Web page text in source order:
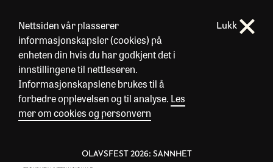
Nettsiden vår plasserer
informasjonskapsler (cookies) på
enheten din hvis du har godkjent det i
innstillingene til nettleseren.
Informasjonskapslene brukes til å
forbedre opplevelsen og til analyse. Les
mer om cookies og personvern
Lukk
OLAVSFEST 2026: SANNHET